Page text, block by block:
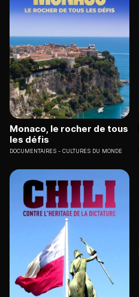
Monaco, le rocher de tous
les défis
DOCUMENTAIRES CULTURES DU MONDE